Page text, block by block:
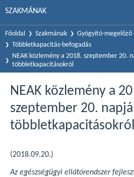
SZAKMÁNAK
Főoldal Szakmának
Gyógyító-megelőző
Többletkapacitás-befogadás
NEAK közlemény a 2018. szeptember 20.
többletkapacitásokról
NEAK közlemény a
szeptember 20.
többletkapacitásokról
(2018.09.20.)
Az egészségügyi ellátórendszer